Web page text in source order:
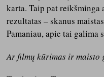
karta. Taip pat
rezultatas – skanus
Pamaniau, apie tai galima
Ar filmų kūrimas ir maisto